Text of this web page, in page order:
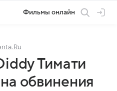
Фильмы онлайн
Тимати
обвинения